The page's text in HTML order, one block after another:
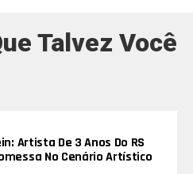
Talvez Você
Artista De 3 Anos Do RS
No Cenário Artístico